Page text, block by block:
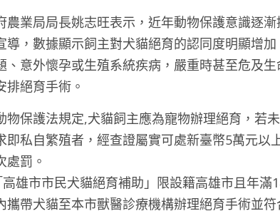
農業局局長姚志旺表示，近年動物保護意識逐
導，數據顯示飼主對犬貓絕育的認同度明顯增
、意外懷孕或生殖系統疾病，嚴重時甚至危及
排絕育手術。
物保護法規定,犬貓飼主應為寵物辦理絕育，若
即私自繁殖者，經查證屬實可處新臺幣5萬元以
處罰。
雄市市民犬貓絕育補助」限設籍高雄市且年
攜帶犬貓至本市獸醫診療機構辦理絕育手術並